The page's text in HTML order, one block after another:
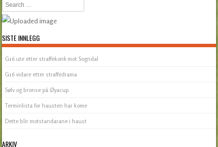
Search
SISTE INNLEGG
G16 ute etter straffekonk mot Sogndal
G16 vidare etter straffedrama
Sølv og bronse på Øyacup
Terminlista for hausten har kome
Dette blir motstandarane i haust
ARKIV